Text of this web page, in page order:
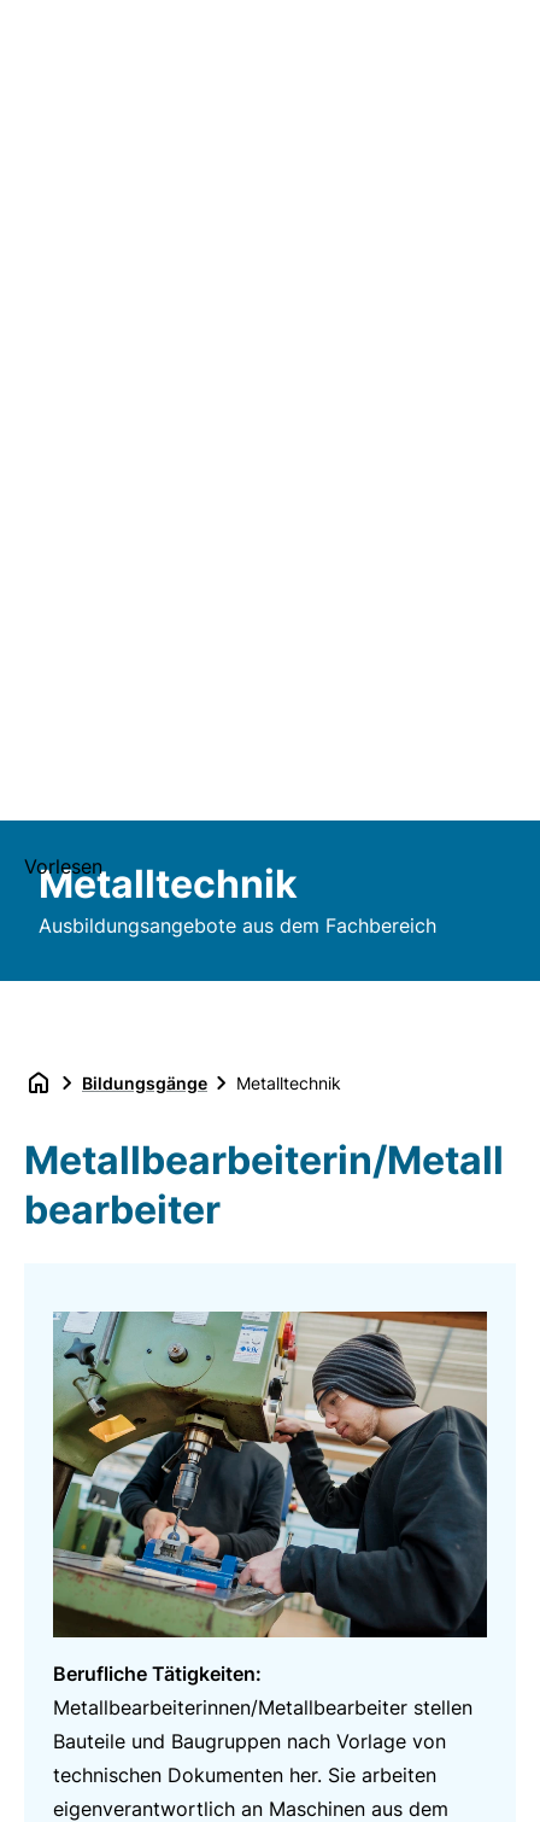
Vorlesen
Metalltechnik
Ausbildungsangebote aus dem Fachbereich
Bildungsgänge Metalltechnik
Metallbearbeiterin/Metall
bearbeiter
Berufliche Tätigkeiten:
Metallbearbeiterinnen/Metallbearbeiter stellen
Bauteile und Baugruppen nach Vorlage von
technischen Dokumenten her. Sie arbeiten
eigenverantwortlich an Maschinen aus dem